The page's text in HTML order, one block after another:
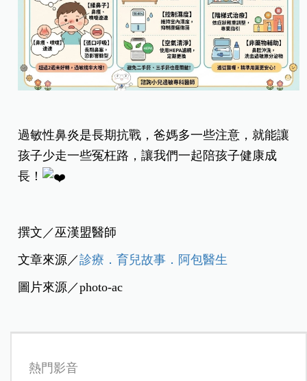
過敏性鼻炎是長期抗戰，爸媽多一些注意，就能讓
孩子少走一些冤枉路，讓我們一起陪孩子健康成
長！
撰文／巫漢盟醫師
文章來源／診療．育兒故事．阿包醫生
圖片來源／photo-ac
熱門影音